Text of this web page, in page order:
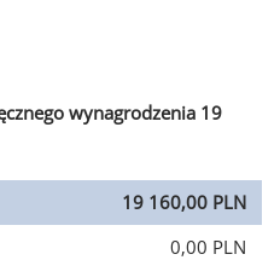
wynagrodzenia 19
19 160,00 PLN
0,00 PLN